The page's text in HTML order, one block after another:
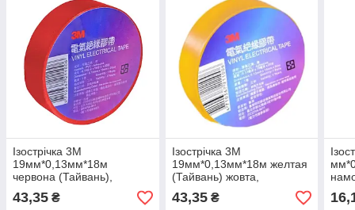
Ізострічка 3М
19мм*0,13мм*18м
червона (Тайвань),
Ізоляційна стрічка ПВХ,
Ізолента ПВХ
43,35 ₴
Ізострічка 3М
19мм*0,13мм*18м желтая
(Тайвань) жовта,
Ізоляційна стрічка ПВХ,
Ізолента ПВХ
43,35₴